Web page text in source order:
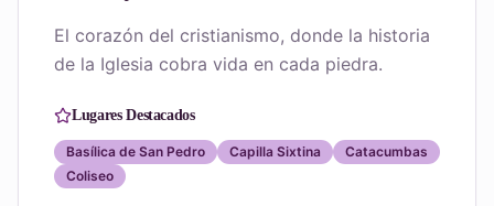
El corazón del cristianismo, donde la historia
de la Iglesia cobra vida en cada piedra.
Lugares Destacados
Basílica de San Pedro Capilla Sixtina
Catacumbas
Coliseo